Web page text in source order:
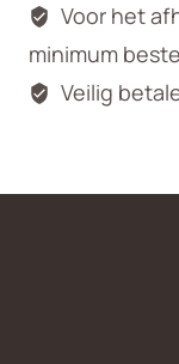
Voor het
minimum
Veilig